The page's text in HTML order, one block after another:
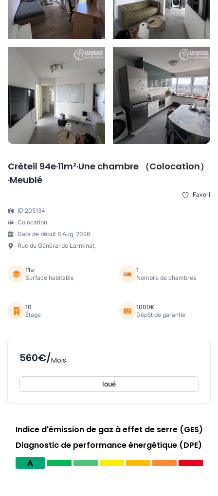
Créteil 94e·11m²·Une chambre （Colocation）
·Meublé
Favori
ID 205134
Colocation
Date de début 8 Aug, 2026
Rue du Général de Larminat,
11㎡
Surface habitable
1
Nombre de chambres
10
Étage
1000€
Dépôt de garantie
560€/Mois
loué
Indice d'émission de gaz à effet de serre (GES)
Diagnostic de performance énergétique (DPE)
A